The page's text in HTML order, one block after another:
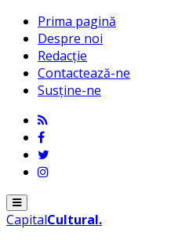
Prima pagină
Despre noi
Redacție
Contactează-ne
Susține-ne
Menu
CapitalCultural.